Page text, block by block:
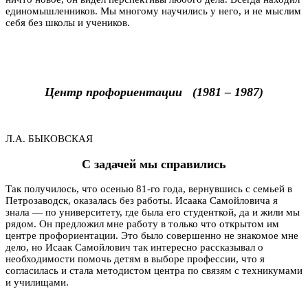
единомышленников. Мы многому научились у него, и не мыслим
себя без школы и учеников.
Центр профориентации (1981 – 1987)
Л.А. БЫКОВСКАЯ
С задачей мы справились
Так получилось, что осенью 81-го года, вернувшись с семьей в
Петрозаводск, оказалась без работы. Исаака Самойловича я
знала — по университету, где была его студенткой, да и жили мы
рядом. Он предложил мне работу в только что открытом им
центре профориентации. Это было совершенно не знакомое мне
дело, но Исаак Самойлович так интересно рассказывал о
необходимости помочь детям в выборе профессии, что я
согласилась и стала методистом центра по связям с техникумами
и училищами.